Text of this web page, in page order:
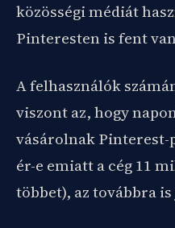
közösségi médiát
Pinteresten is fent
A felhasználók
viszont az, hogy
vásárolnak Pinterest-
ér-e emiatt a cég 11
többet), az továbbra